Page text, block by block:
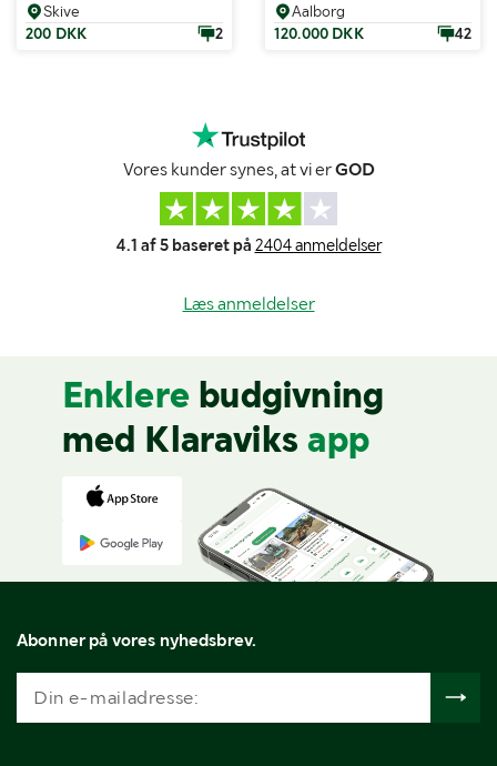
Skive
200 DKK
2
Aalborg
120.000 DKK
42
Vores kunder synes, at vi erGOD
4.1 af 5 baseret på 2404 anmeldelser
Læs anmeldelser
Enklere budgivning
med Klaraviks app
Abonner på vores nyhedsbrev.